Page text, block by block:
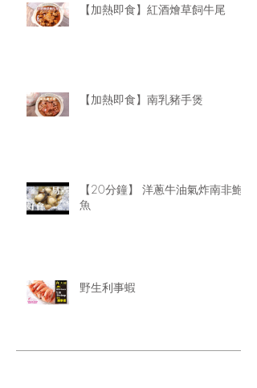
【加熱即食】紅酒燴草飼牛尾
【加熱即食】南乳豬手煲
【20分鐘】 洋蔥牛油氣炸南非鮑
魚
野生利事蝦